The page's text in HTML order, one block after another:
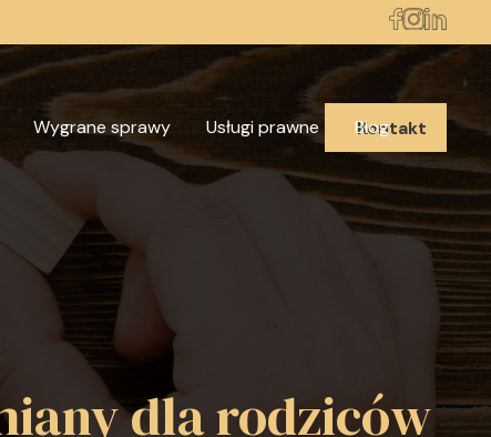
Wygrane sprawy Usługi prawne Blog
Kontakt
dla rodziców